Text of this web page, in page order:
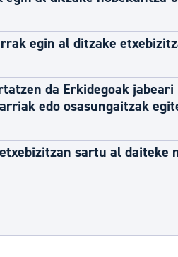
egin al ditzake
da Erkidegoak
edo osasungaitzak
sartu al daiteke